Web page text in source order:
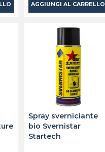
AGGIUNGI AL CARRELLO
Spray sverniciante
bio Svernistar
Startech